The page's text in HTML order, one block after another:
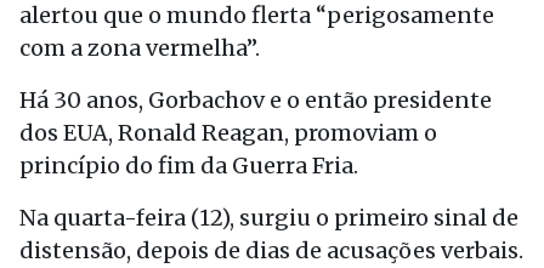
alertou que o mundo flerta “perigosamente
com a zona vermelha”.
Há 30 anos, Gorbachov e o então presidente
dos EUA, Ronald Reagan, promoviam o
princípio do fim da Guerra Fria.
Na quarta-feira (12), surgiu o primeiro sinal de
distensão, depois de dias de acusações verbais.